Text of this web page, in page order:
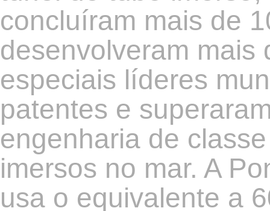
concluíram mais de
desenvolveram mais
especiais líderes
patentes e
engenharia de
imersos no mar. A
usa o equivalente a